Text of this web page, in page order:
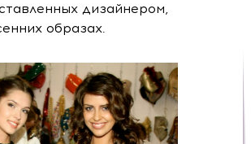
дизайнером,
образах.